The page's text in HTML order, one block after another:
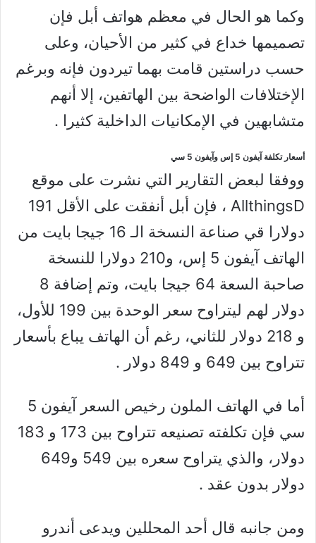
وكما هو الحال في معظم هواتف أبل فإن
تصميمها خداع في كثير من الأحيان، وعلى
حسب دراستين قامت بهما تيردون فإنه وبرغم
الإختلافات الواضحة بين الهاتفين، إلا أنهم
متشابهين في الإمكانيات الداخلية كثيرا .
أسعار تكلفة آيفون 5 إس وآيفون 5 سي
ووفقا لبعض التقارير التي نشرت على موقع
AllthingsD ، فإن أبل أنفقت على الأقل 191
دولارا قي صناعة النسخة الـ 16 جيجا بايت من
الهاتف آيفون 5 إس، و210 دولارا للنسخة
صاحبة السعة 64 جيجا بايت، وتم إضافة 8
دولار لهم ليتراوح سعر الوحدة بين 199 للأول،
و 218 دولار للثاني، رغم أن الهاتف يباع بأسعار
تتراوح بين 649 و 849 دولار .
أما في الهاتف الملون رخيص السعر آيفون 5
سي فإن تكلفته تصنيعه تتراوح بين 173 و 183
دولار، والذي يتراوح سعره بين 549 و649
دولار بدون عقد .
ومن جانبه قال أحد المحللين ويدعى أندرو